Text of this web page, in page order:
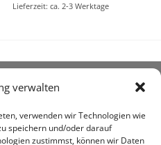
verwalten
verwenden wir Technologien wie
speichern und/oder darauf
zustimmst, können wir Daten
Lieferzeit: ca. 2-3 Werktage